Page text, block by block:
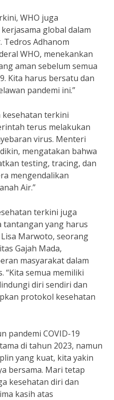
WHO juga
global dalam
Tedros Adhanom
WHO, menekankan
aman sebelum semua
Kita harus bersatu dan
pandemi ini.”
kesehatan terkini
terus melakukan
virus. Menteri
mengatakan bahwa
testing, tracing, dan
mengendalikan
Air.”
terkini juga
tantangan yang harus
Marwoto, seorang
Gajah Mada,
masyarakat dalam
“Kita semua memiliki
diri sendiri dan
protokol kesehatan
pandemi COVID-19
di tahun 2023, namun
yang kuat, kita yakin
bersama. Mari tetap
kesehatan diri dan
kasih atas